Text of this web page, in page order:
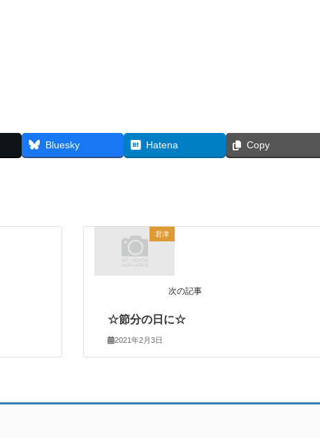
Bluesky Hatena Copy
君津
次の記事
☆節分の日に☆
2021年2月3日